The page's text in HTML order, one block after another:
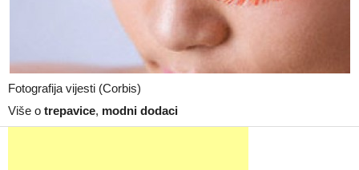
Fotografija vijesti (Corbis)
Više o trepavice, modni dodaci